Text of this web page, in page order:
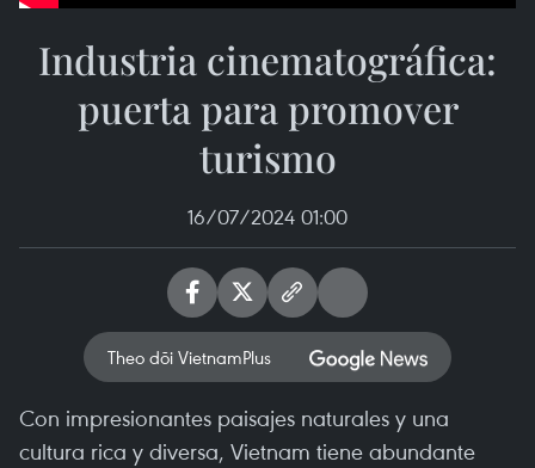
Industria cinematográfica:
puerta para promover
turismo
16/07/2024 01:00
Theo dõi VietnamPlus
Con impresionantes paisajes naturales y una
cultura rica y diversa, Vietnam tiene abundante